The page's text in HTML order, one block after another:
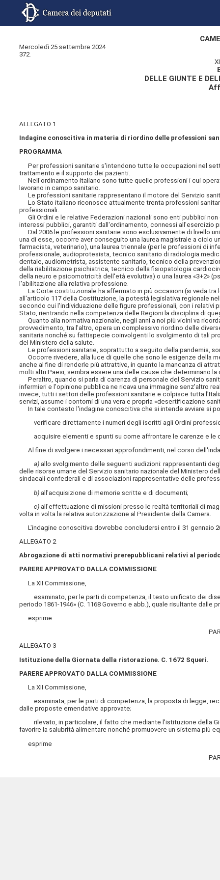
Mercoledì 25 settembre 2024
372.
DELLE GIUNTE E
ALLEGATO 1
Indagine conoscitiva in materia di riordino delle professioni
PROGRAMMA
Per professioni sanitarie s'intendono tutte le occupazioni nel
trattamento e il supporto dei pazienti.
Nell'ordinamento italiano sono tutte quelle professioni i cui
lavorano in campo sanitario.
Le professioni sanitarie rappresentano il motore del Servizio
Lo Stato italiano riconosce attualmente trenta professioni
professionali.
Gli Ordini e le relative Federazioni nazionali sono enti pubblici
interessi pubblici, garantiti dall'ordinamento, connessi all'esercizio
Dal 2006 le professioni sanitarie sono esclusivamente di livello
una di esse, occorre aver conseguito una laurea magistrale a ciclo
farmacista, veterinario), una laurea triennale (per le professioni di
professionale, audioprotesista, tecnico sanitario di radiologia
dentale, audiometrista, assistente sanitario, tecnico della
della riabilitazione psichiatrica, tecnico della fisiopatologia
della neuro e psicomotricità dell'età evolutiva) o una laurea «3+2»
l'abilitazione alla relativa professione.
La Corte costituzionale ha affermato in più occasioni (si veda tra
all'articolo 117 della Costituzione, la potestà legislativa regionale
secondo cui l'individuazione delle figure professionali, con i relativi
Stato, rientrando nella competenza delle Regioni la disciplina di
Quanto alla normativa nazionale, negli anni a noi più vicini va
provvedimento, tra l'altro, opera un complessivo riordino delle
sanitaria nonché su fattispecie coinvolgenti lo svolgimento di tali
del Ministero della salute.
Le professioni sanitarie, soprattutto a seguito della pandemia,
Occorre rivedere, alla luce di quelle che sono le esigenze della
anche al fine di renderle più attrattive, in quanto la mancanza di
molti altri Paesi, sembra essere una delle cause che determinano
Peraltro, quando si parla di carenza di personale del Servizio
infermieri e l'opinione pubblica ne ricava una immagine senz'altro
invece, tutti i settori delle professioni sanitarie e colpisce tutta
servizi, assume i contorni di una vera e propria «desertificazione
In tale contesto l'indagine conoscitiva che si intende avviare si
verificare direttamente i numeri degli iscritti agli Ordini
acquisire elementi e spunti su come affrontare le carenze e le
Al fine di svolgere i necessari approfondimenti, nel corso
a) allo svolgimento delle seguenti audizioni: rappresentanti
delle risorse umane del Servizio sanitario nazionale del Ministero
sindacali confederali e di associazioni rappresentative delle
b) all'acquisizione di memorie scritte e di documenti;
c) all'effettuazione di missioni presso le realtà territoriali di
volta in volta la relativa autorizzazione al Presidente della Camera.
L'indagine conoscitiva dovrebbe concludersi entro il 31 gennaio
ALLEGATO 2
Abrogazione di atti normativi prerepubblicani relativi al
PARERE APPROVATO DALLA COMMISSIONE
La XII Commissione,
esaminato, per le parti di competenza, il testo unificato dei
periodo 1861-1946» (C. 1168 Governo e abb.), quale risultante dalle
esprime
ALLEGATO 3
Istituzione della Giornata della ristorazione. C. 1672 Squeri.
PARERE APPROVATO DALLA COMMISSIONE
La XII Commissione,
esaminata, per le parti di competenza, la proposta di legge,
dalle proposte emendative approvate;
rilevato, in particolare, il fatto che mediante l'istituzione della
favorire la salubrità alimentare nonché promuovere un sistema più
esprime